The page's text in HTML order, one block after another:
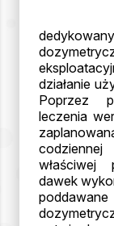
Fizycy
działanie
Poprzez
leczenia
właściwej
dawek